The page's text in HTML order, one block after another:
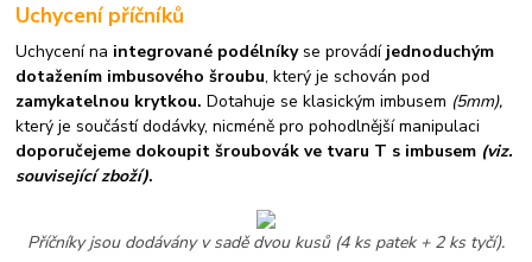
Uchycení příčníků
Uchycení na integrované podélníkyse provádí jednoduchým
dotažením imbusového šroubu, který je schován pod
zamykatelnou krytkou.Dotahuje se klasickým imbusem (5mm),
který je součástí dodávky, nicméně pro pohodlnější manipulaci
doporučejeme dokoupit šroubovák ve tvaru T s imbusem (viz.
související zboží).
Příčníky jsou dodávány v sadě dvou kusů (4 ks patek + 2 ks tyčí).